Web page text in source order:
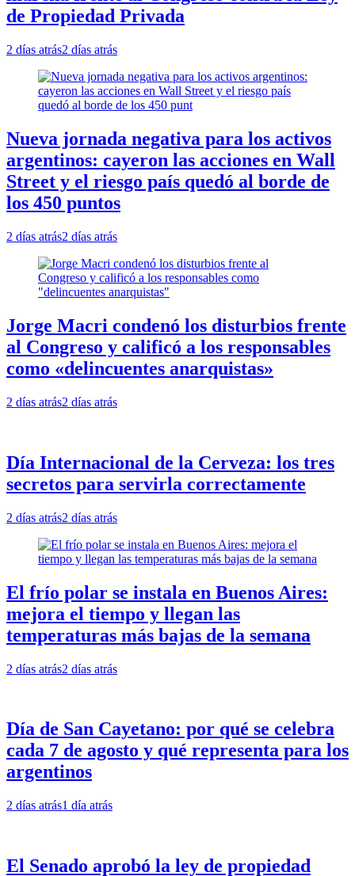
de Propiedad Privada
2 días atrás2 días atrás
Nueva jornada negativa para los activos
argentinos: cayeron las acciones en Wall
Street y el riesgo país quedó al borde de
los 450 puntos
2 días atrás2 días atrás
Jorge Macri condenó los disturbios frente
al Congreso y calificó a los responsables
como «delincuentes anarquistas»
2 días atrás2 días atrás
Día Internacional de la Cerveza: los tres
secretos para servirla correctamente
2 días atrás2 días atrás
El frío polar se instala en Buenos Aires:
mejora el tiempo y llegan las
temperaturas más bajas de la semana
2 días atrás2 días atrás
Día de San Cayetano: por qué se celebra
cada 7 de agosto y qué representa para los
argentinos
2 días atrás1 día atrás
El Senado aprobó la ley de propiedad